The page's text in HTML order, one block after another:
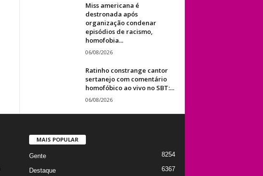
Miss americana é
destronada após
organização condenar
episódios de racismo,
homofobia...
06/08/2026
Ratinho constrange cantor
sertanejo com comentário
homofóbico ao vivo no SBT:...
06/08/2026
MAIS POPULAR
Gente 8254
Destaque 6367